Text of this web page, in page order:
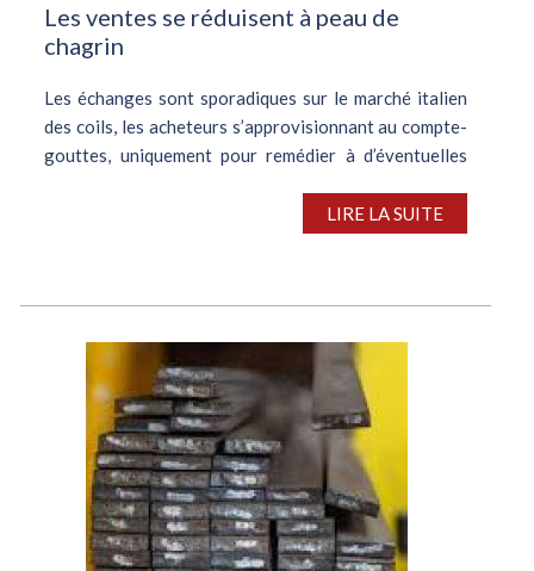
Les ventes se réduisent à peau de
chagrin
Les échanges sont sporadiques sur le marché italien
des coils, les acheteurs s’approvisionnant au compte-
gouttes, uniquement pour remédier à d’éventuelles
LIRE LA SUITE